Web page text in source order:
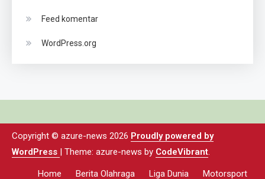
Feed komentar
WordPress.org
Copyright © azure-news 2026 Proudly powered by
WordPress | Theme: azure-news by CodeVibrant
Home Berita Olahraga Liga Dunia Motorsport